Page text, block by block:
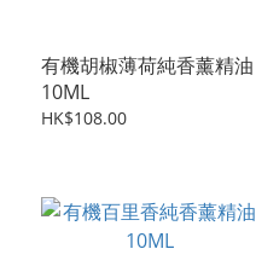
有機胡椒薄荷純香薰精油
10ML
HK$108.00